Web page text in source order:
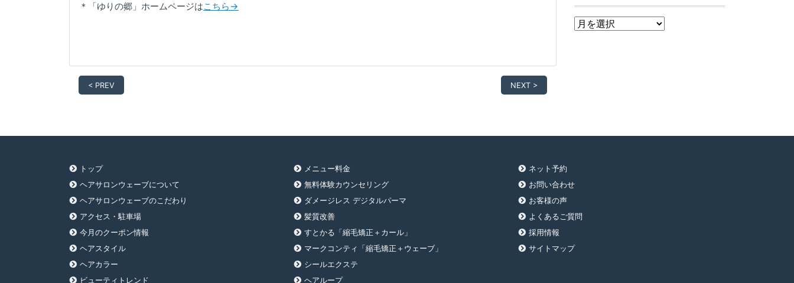
＊「ゆりの郷」ホームページはこちら→
< PREV NEXT >
ア
トップ
ヘアサロンウェーブについて
ヘアサロンウェーブのこだわり
アクセス・駐車場
今月のクーポン情報
ヘアスタイル
ヘアカラー
ビューティトレンド
メニュー料金
無料体験カウンセリング
ダメージレス デジタルパーマ
髪質改善
すとかる「縮毛矯正＋カール」
マークコンティ「縮毛矯正＋ウェーブ」
シールエクステ
ヘアループ
ネット予約
お問い合わせ
お客様の声
よくあるご質問
採用情報
サイトマップ